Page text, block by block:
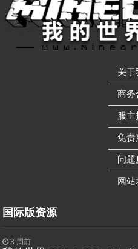
关于
商务
服
免责
问题
网站
国际版资源
3 周前